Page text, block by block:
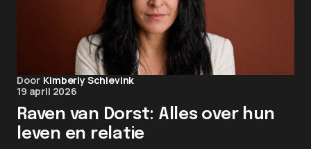
Door Kimberly Schievink
19 april 2026
Raven van Dorst: Alles over hun
leven en relatie